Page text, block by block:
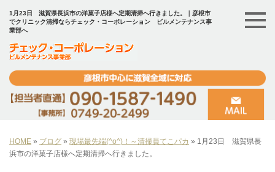
1月23日 滋賀県長浜市の洋菓子店様へ定期清掃へ行きました。｜彦根市
でクリニック清掃ならチェック・コーポレーション ビルメンテナンス事
業部へ
HOME » ブログ » 現場最先端(^o^)！～清掃員てこパカ » 1月23日 滋賀県長
浜市の洋菓子店様へ定期清掃へ行きました。